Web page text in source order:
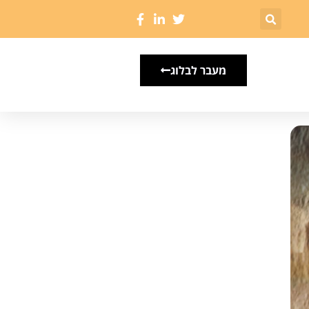
מעבר לבלוג